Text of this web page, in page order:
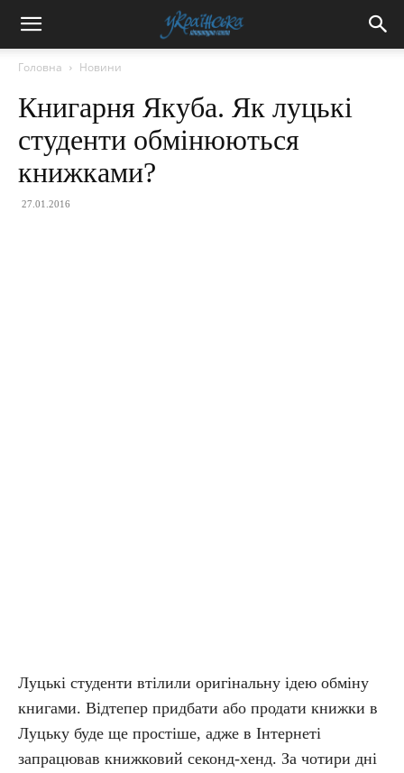
Головна Новини
Книгарня Якуба. Як луцькі
студенти обмінюються
книжками?
27.01.2016
Луцькі студенти втілили оригінальну ідею обміну
книгами. Відтепер придбати або продати книжки в
Луцьку буде ще простіше, адже в Інтернеті
запрацював книжковий секонд-хенд. За чотири дні